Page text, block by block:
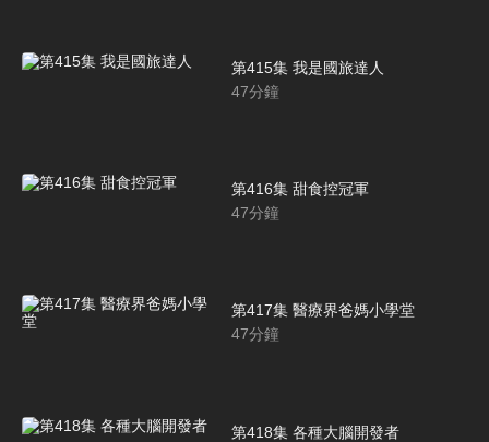
第415集 我是國旅達人
47分鐘
第416集 甜食控冠軍
47分鐘
第417集 醫療界爸媽小學堂
47分鐘
第418集 各種大腦開發者